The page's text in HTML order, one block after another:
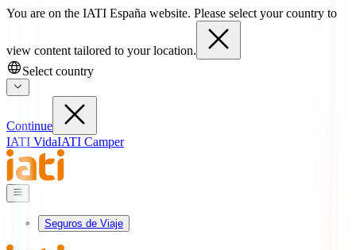
You are on the IATI España website. Please select your country to
view content tailored to your location.
Select country
Continue
IATI VidaIATI Camper
Seguros de Viaje